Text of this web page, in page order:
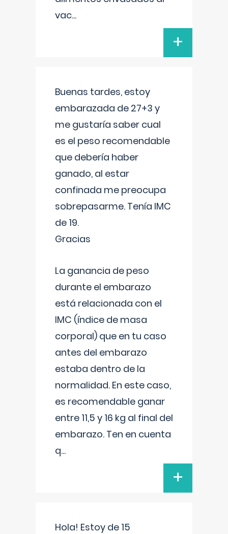
vac...
+
Buenas tardes, estoy
embarazada de 27+3 y
me gustaría saber cual
es el peso recomendable
que debería haber
ganado, al estar
confinada me preocupa
sobrepasarme. Tenía IMC
de 19.
Gracias
La ganancia de peso
durante el embarazo
está relacionada con el
IMC (índice de masa
corporal) que en tu caso
antes del embarazo
estaba dentro de la
normalidad. En este caso,
es recomendable ganar
entre 11,5 y 16 kg al final del
embarazo. Ten en cuenta
q...
+
Hola! Estoy de 15